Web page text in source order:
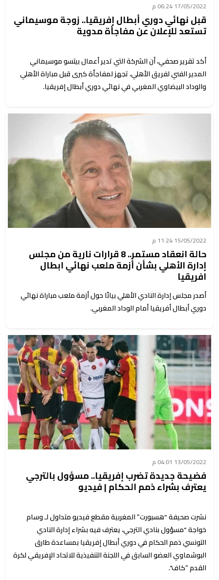
17/05/2022 06:24 م
قبل نهائي دوري أبطال إفريقيا.. زوجة موسيماني
تستعد للإعلان عن مفاجأة مدوية
أكد تقرير صحفي، أن الشركة التي تدير أعمال بيتسو موسيماني
المدير الفني لفريق الأهلي، تجهز لمفاجأة كبرى قبل مباراة الأهلي
والوداد البيضاوي المغربي في نهائي دوري أبطال إفريقيا.
15/05/2022 11:24 م
حالة انعقاد مستمر.. 8 قرارات نارية من مجلس
إدارة الأهلي بشأن أزمة ملعب نهائي ابطال
افريقيا
أصدر مجلس إدارة النادي الأهلي بيانًا حول أزمة ملعب مباراة نهائي
دوري أبطال أفريقيا أمام الوداد المغربي.
13/05/2022 04:01 م
فضيحة جديدة تضرب إفريقيا.. مسؤول بالترجي
يعترف بشراء ذمم الحكام | فيديو
نشرت صحيفة “هسبورت” المغربية مقطع فيديو متداول لـ وسام
خواجة “مسؤول بنادي الترجي، يعترف فيه بشراء إدارة النادي
التونسي ذمم الحكام في دوري أبطال إفريقيا بمساعدة طارق
البوشماوي العضو السابق في اللجنة التنفيذية للاتحاد الإفريقي لكرة
القدم ”كاف".